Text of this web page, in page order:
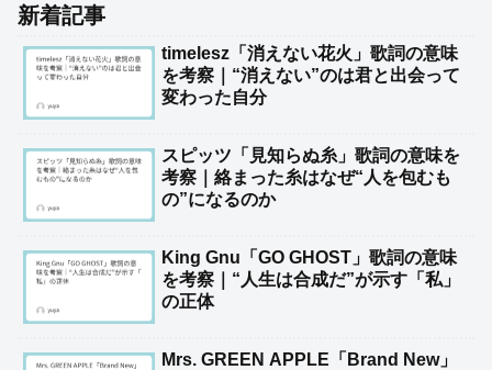
新着記事
timelesz「消えない花火」歌詞の意味
を考察｜“消えない”のは君と出会って
変わった自分
スピッツ「見知らぬ糸」歌詞の意味を
考察｜絡まった糸はなぜ“人を包むも
の”になるのか
King Gnu「GO GHOST」歌詞の意味
を考察｜“人生は合成だ”が示す「私」
の正体
Mrs. GREEN APPLE「Brand New」